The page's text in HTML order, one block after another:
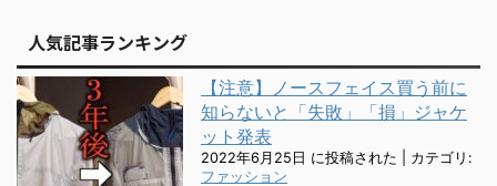
人気記事ランキング
【注意】ノースフェイス買う前に
知らないと「失敗」「損」ジャケ
ット発表
2022年6月25日 に投稿された
カテゴリ:
ファッション